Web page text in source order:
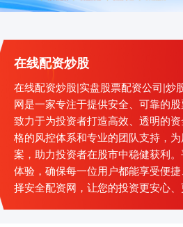
在线配资炒股
在线配资炒股|实盘股票配资公司|炒
网是一家专注于提供安全、可靠的
致力于为投资者打造高效、透明的
格的风控体系和专业的团队支持，
案，助力投资者在股市中稳健获利
体验，确保每一位用户都能享受便
择安全配资网，让您的投资更安心、